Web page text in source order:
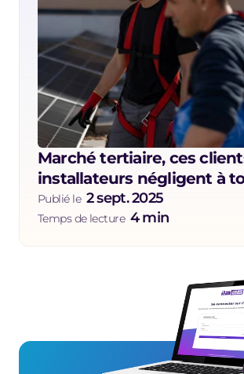
Marché tertiaire, ces
installateurs négligent à
Publié le 2 sept. 2025
Temps de lecture 4 min